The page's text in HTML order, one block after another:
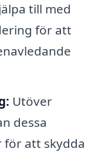
till med
för att
Utöver
dessa
att skydda